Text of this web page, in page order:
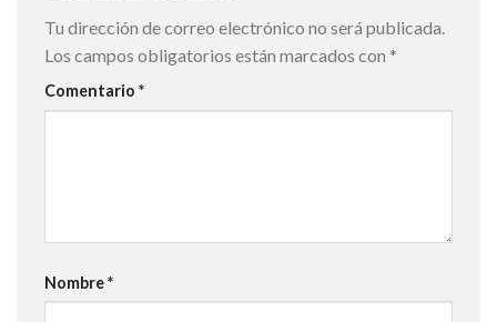
Tu dirección de correo electrónico no será publicada.
Los campos obligatorios están marcados con *
Comentario *
Nombre*